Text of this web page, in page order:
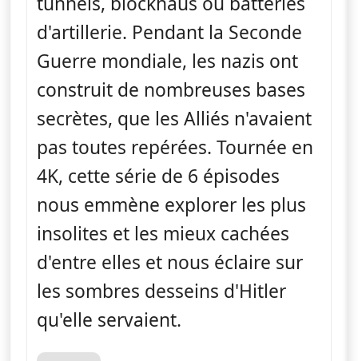
d'artillerie. Pendant la Seconde
Guerre mondiale, les nazis ont
construit de nombreuses bases
secrètes, que les Alliés n'avaient
pas toutes repérées. Tournée en
4K, cette série de 6 épisodes
nous emmène explorer les plus
insolites et les mieux cachées
d'entre elles et nous éclaire sur
les sombres desseins d'Hitler
qu'elle servaient.